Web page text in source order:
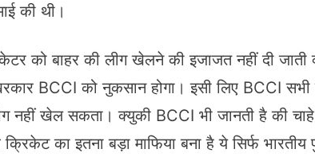
की थी।
को बाहर की लीग खेलने की इजाजत नहीं दी
BCCI को नुकसान होगा। इसी लिए BCCI
नहीं खेल सकता। क्युकी BCCI भी जानती है की
का इतना बड़ा माफिया बना है ये सिर्फ